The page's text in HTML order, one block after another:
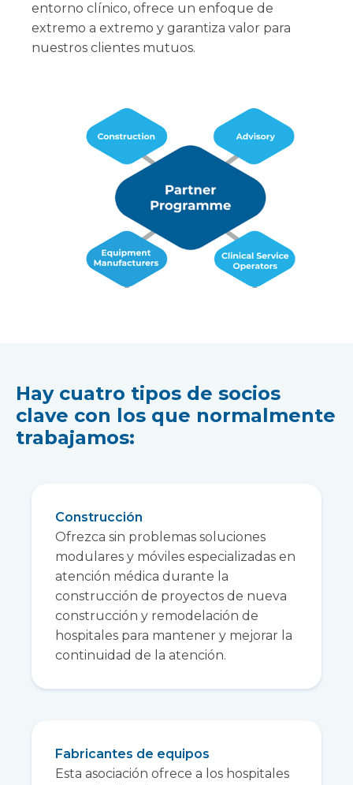
entorno clínico, ofrece un enfoque de
extremo a extremo y garantiza valor para
nuestros clientes mutuos.
Hay cuatro tipos de socios
clave con los que normalmente
trabajamos:
Construcción
Ofrezca sin problemas soluciones
modulares y móviles especializadas en
atención médica durante la
construcción de proyectos de nueva
construcción y remodelación de
hospitales para mantener y mejorar la
continuidad de la atención.
Fabricantes de equipos
Esta asociación ofrece a los hospitales